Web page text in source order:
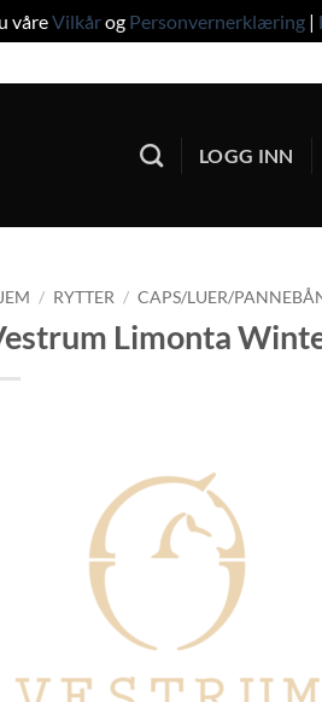
våreVilkårog Personvernerklæring |
LOGG INN
/ RYTTER / CAPS/LUER/
Limonta